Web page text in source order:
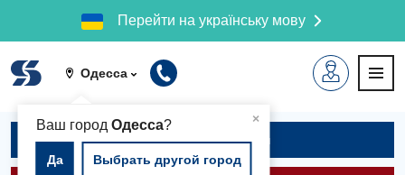
Перейти на українську мову
Одесса
×
Ваш город Одесса?
Да Выбрать другой город
Записаться на приём